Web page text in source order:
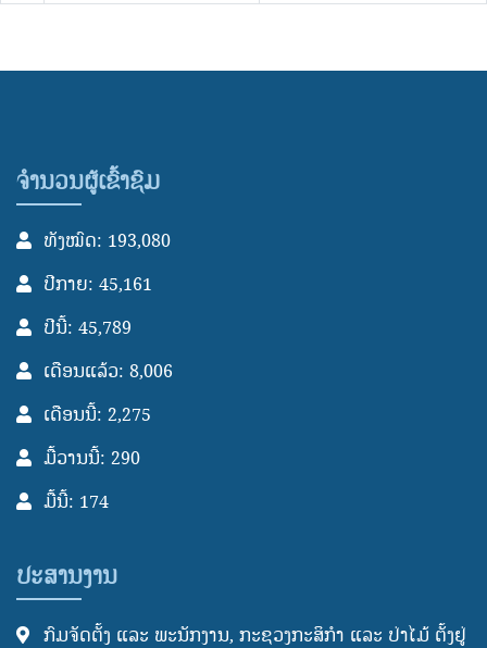
ຈຳນວນຜູ້ເຂົ້າຊົມ
ທັງໝົດ: 193,080
ປີກາຍ: 45,161
ປີນີ້: 45,789
ເດືອນແລ້ວ: 8,006
ເດືອນນີ້: 2,275
ມື້ວານນີ້: 290
ມື້ນີ້: 174
ປະສານງານ
ກົມຈັດຕັ້ງ ແລະ ພະນັກງານ, ກະຊວງກະສິກໍາ ແລະ ປ່າໄມ້ ຕັ້ງຢູ່